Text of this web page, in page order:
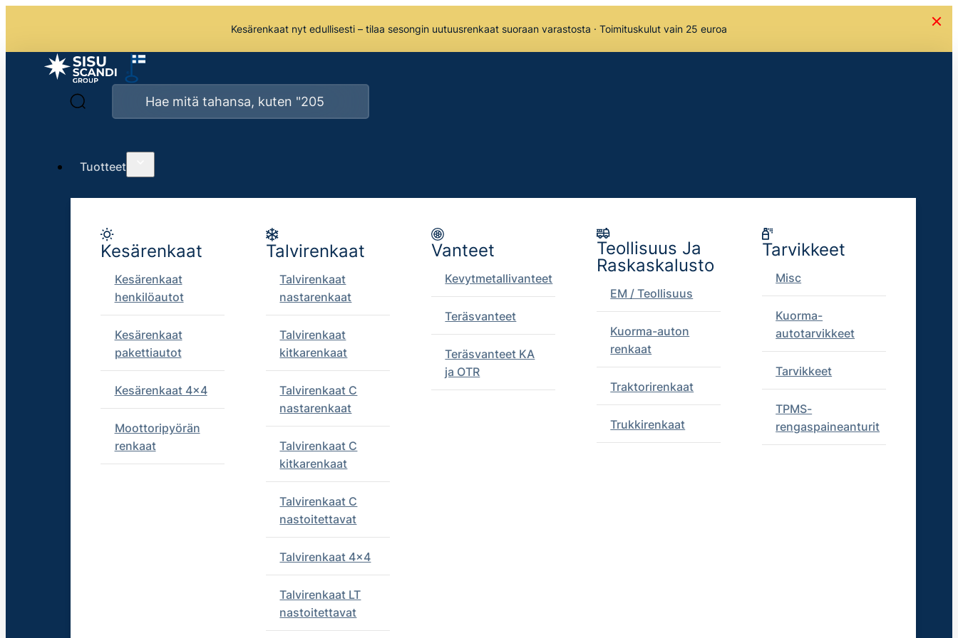
Kesärenkaat nyt edullisesti – tilaa sesongin uutuusrenkaat suoraan varastosta · Toimituskulut vain 25 euroa
Tuotteet
Kesärenkaat
Kesärenkaat
henkilöautot
Kesärenkaat
pakettiautot
Kesärenkaat 4x4
Moottoripyörän
renkaat
Talvirenkaat
Talvirenkaat
nastarenkaat
Talvirenkaat
kitkarenkaat
Talvirenkaat C
nastarenkaat
Talvirenkaat C
kitkarenkaat
Talvirenkaat C
nastoitettavat
Talvirenkaat 4x4
Talvirenkaat LT
nastoitettavat
Vanteet
Kevytmetallivanteet
Teräsvanteet
Teräsvanteet KA
ja OTR
Teollisuus Ja
Raskaskalusto
EM / Teollisuus
Kuorma-auton
renkaat
Traktorirenkaat
Trukkirenkaat
Tarvikkeet
Misc
Kuorma-
autotarvikkeet
Tarvikkeet
TPMS-
rengaspaineanturit